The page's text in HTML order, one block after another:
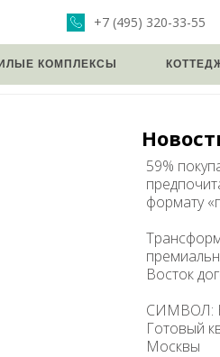
+7 (495) 320-33-55
КОМПЛЕКСЫ
59%
формату
Восток
СИМВОЛ:
Готовый
Москвы